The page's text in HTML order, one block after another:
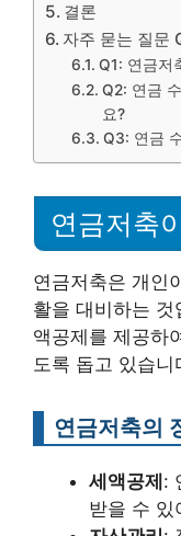
결론
자주 묻는 질문
Q1: 연금저
Q2: 연금
요?
Q3: 연금
연금저축
연금저축은 개인
활을 대비하는
액공제를 제공하
도록 돕고 있습니
연금저축의
세액공제:
받을 수 있